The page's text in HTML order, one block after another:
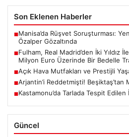
Son Eklenen Haberler
■Manisa’da Rüşvet Soruşturması:
Özalper Gözaltında
■Fulham, Real Madrid’den İki Yıldız
Milyon Euro Üzerinde Bir Bedelle
■Açık Hava Mutfakları ve Prestijli
■Arjantin’i Reddetmişti! Beşiktaş’tan
■Kastamonu’da Tarlada Tespit Edilen
Güncel